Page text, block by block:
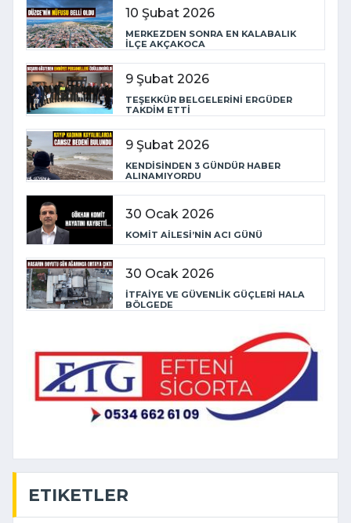
10 Şubat 2026
MERKEZDEN SONRA EN KALABALIK
İLÇE AKÇAKOCA
9 Şubat 2026
TEŞEKKÜR BELGELERİNİ ERGÜDER
TAKDİM ETTİ
9 Şubat 2026
KENDİSİNDEN 3 GÜNDÜR HABER
ALINAMIYORDU
30 Ocak 2026
KOMİT AİLESİ’NİN ACI GÜNÜ
30 Ocak 2026
İTFAİYE VE GÜVENLİK GÜÇLERİ HALA
BÖLGEDE
ETIKETLER